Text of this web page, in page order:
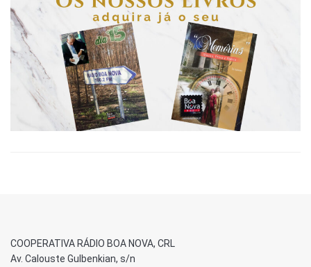
COOPERATIVA RÁDIO BOA NOVA, CRL
Av. Calouste Gulbenkian, s/n